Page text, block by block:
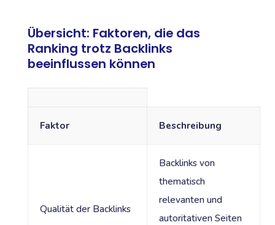
Übersicht: Faktoren, die das
Ranking trotz Backlinks
beeinflussen können
Faktor Beschreibung
Qualität der Backlinks
Backlinks von
thematisch
relevanten und
autoritativen Seiten